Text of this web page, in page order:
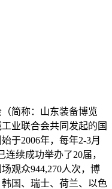
简称：山东装备博览
业联合会共同发起的国
于2006年，每年2-3月
续成功举办了20届，
观众944,270人次，博
国、瑞士、荷兰、以色